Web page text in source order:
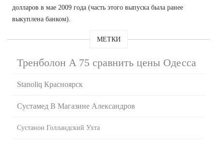
долларов в мае 2009 года (часть этого выпуска была ранее
выкуплена банком).
МЕТКИ
Тренболон A 75 сравнить цены Одесса
Stanoliq Красноярск
Сустамед В Магазине Александров
Сустанон Голландский Ухта